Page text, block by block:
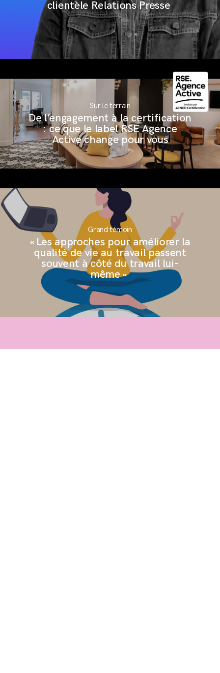
clientèle Relations Presse
Sur le terrain
De l’engagement à la certification
: ce que le label RSE Agence
Active change pour vous
Grand témoin
« Les approches pour améliorer la
qualité de vie au travail passent
souvent à côté du travail lui-
même »